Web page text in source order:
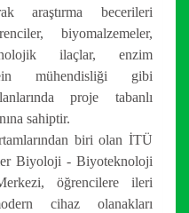
araştırma becerileri
biyomalzemeler,
ilaçlar, enzim
mühendisliği gibi
proje tabanlı
sahiptir.
biri olan İTÜ
Biyoloji - Biyoteknoloji
öğrencilere ileri
cihaz olanakları